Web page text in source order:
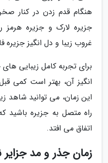
هنگام قدم زدن در کنار
جزیره لارک و جزیره هرمز
غروب زیبا و دل انگیز جزیره
برای تجربه کامل زیبایی
انگیز آن، بهتر است کمی
این زمان، می توانید شاهد
راه متصل به جزیره باشید
اتفاق می افتد.
زمان جذر و مد جزایر